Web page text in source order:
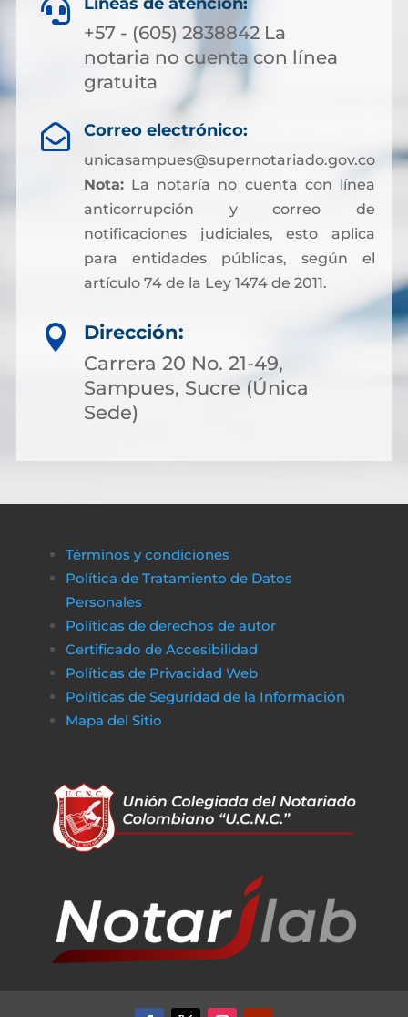

+57 - (605) 2838842 La
notaria no cuenta con línea
gratuita
 Correo electrónico:
unicasampues@supernotariado.gov.co
Nota:La notaría no cuenta con línea
anticorrupción y correo de
notificaciones judiciales, esto aplica
para entidades públicas, según el
artículo 74 de la Ley 1474 de 2011.

Dirección:
Carrera 20 No. 21-49,
Sampues, Sucre (Única
Sede)
Términos y condiciones
Política de Tratamiento de Datos
Personales
Políticas de derechos de autor
Certificado de Accesibilidad
Políticas de Privacidad Web
Políticas de Seguridad de la Información
Mapa del Sitio